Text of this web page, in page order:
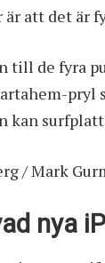
att det är
till de fyra
pryl
kan
/ Mark
nya